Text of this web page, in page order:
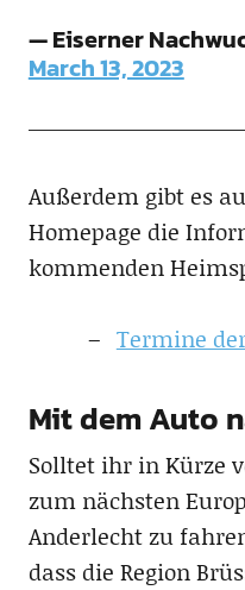
— Eiserner
March 13, 2023
Außerdem gibt es
Homepage die
kommenden
Termine
Mit dem Auto
Solltet ihr in Kürze
zum nächsten
Anderlecht zu
dass die Region